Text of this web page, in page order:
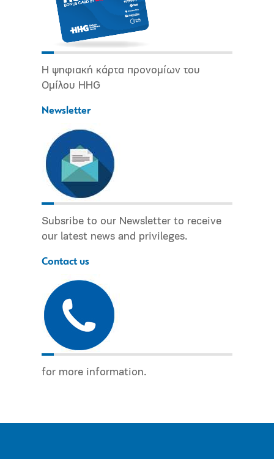
Η ψηφιακή κάρτα προνομίων του
Ομίλου HHG
Newsletter
Subsribe to our Newsletter to receive
our latest news and privileges.
Contact us
for more information.